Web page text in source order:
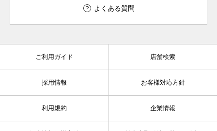
よくある質問
ご利用ガイド 店舗検索
採用情報 お客様対応方針
利用規約 企業情報